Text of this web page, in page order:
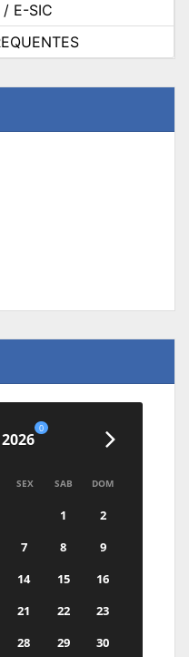
/ E-SIC
0
SEX SAB DOM
1
2
7 8
9
14 15
16
21 22
23
28 29
30